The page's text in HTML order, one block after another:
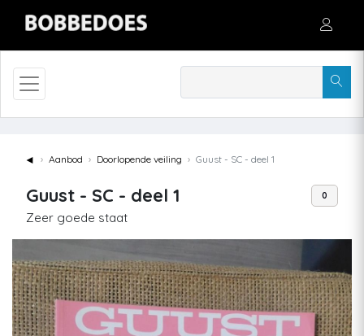
◄ Aanbod Doorlopende veiling Guust - SC - deel 1
Guust - SC - deel 1
Zeer goede staat
0